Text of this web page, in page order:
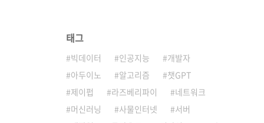
태그
빅데이터 인공지능
개발자
아두이노
알고리즘
챗GPT
제이펍
라즈베리파이
네트워크
머신러닝
사물인터넷
서버